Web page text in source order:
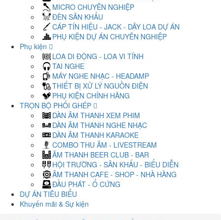
MICRO CHUYÊN NGHIỆP
ĐÈN SÂN KHẤU
CÁP TÍN HIỆU - JACK - DÂY LOA DỰ ÁN
PHỤ KIỆN DỰ ÁN CHUYÊN NGHIỆP
Phụ kiện
LOA DI ĐỘNG - LOA VI TÍNH
TAI NGHE
MÁY NGHE NHẠC - HEADAMP
THIẾT BỊ XỬ LÝ NGUỒN ĐIỆN
PHỤ KIỆN CHÍNH HÃNG
TRỌN BỘ PHỐI GHÉP
DÀN ÂM THANH XEM PHIM
DÀN ÂM THANH NGHE NHẠC
DÀN ÂM THANH KARAOKE
COMBO THU ÂM - LIVESTREAM
ÂM THANH BEER CLUB - BAR
HỘI TRƯỜNG - SÂN KHẤU - BIỂU DIỄN
ÂM THANH CAFE - SHOP - NHÀ HÀNG
ĐẦU PHÁT - Ổ CỨNG
DỰ ÁN TIÊU BIỂU
Khuyến mãi & Sự kiện